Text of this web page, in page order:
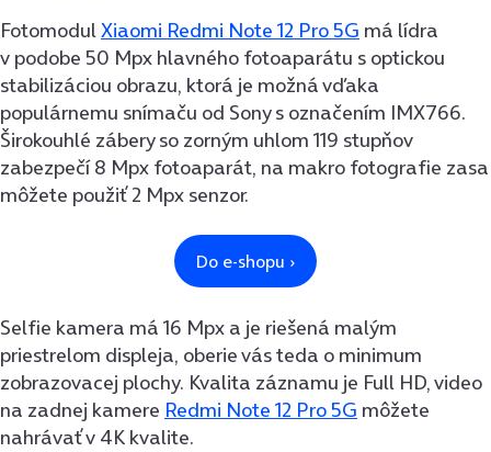
FotomodulXiaomi Redmi Note 12 Pro 5G má lídra
v podobe 50 Mpx hlavného fotoaparátu s optickou
stabilizáciou obrazu, ktorá je možná vďaka
populárnemu snímaču od Sony s označením IMX766.
Širokouhlé zábery so zorným uhlom 119 stupňov
zabezpečí 8 Mpx fotoaparát, na makro fotografie zasa
môžete použiť 2 Mpx senzor.
Selfie kamera má 16 Mpx a je riešená malým
priestrelom displeja, oberie vás teda o minimum
zobrazovacej plochy. Kvalita záznamu je Full HD, video
na zadnej kamere Redmi Note 12 Pro 5G môžete
nahrávať v 4K kvalite.